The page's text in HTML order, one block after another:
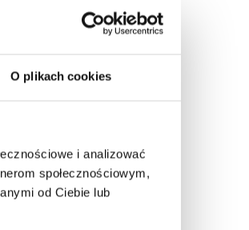
O plikach cookies
i analizować
społecznościowym,
od Ciebie lub